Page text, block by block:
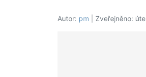
Autor: pm | Zveřejněno: